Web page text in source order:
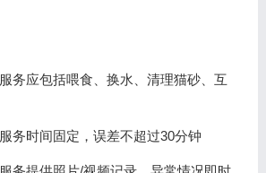
务应包括喂食、换水、清理猫砂、互
务时间固定，误差不超过30分钟